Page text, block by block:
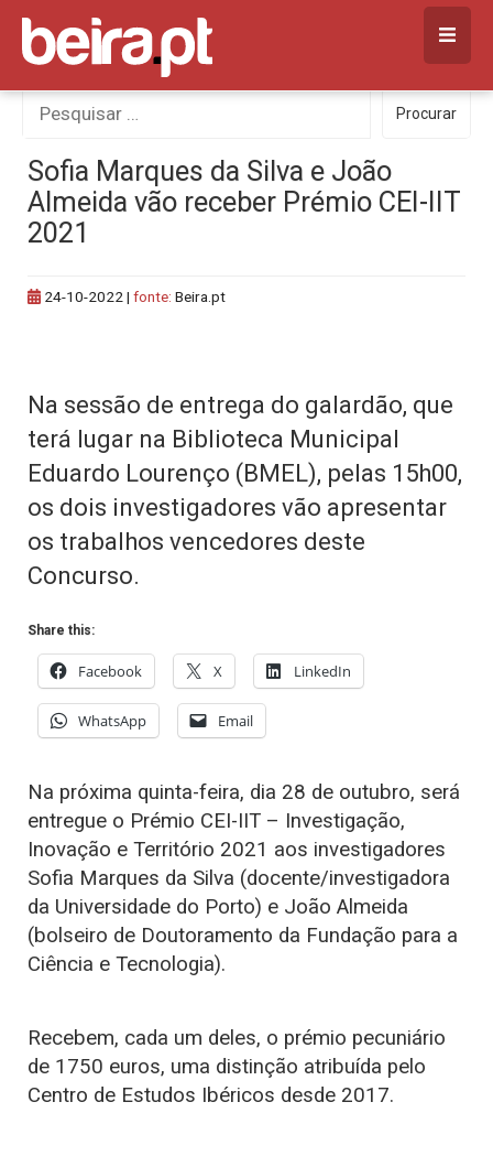
Skip
content
Procurar
por:
Procurar
Sofia Marques da Silva e João
Almeida vão receber Prémio CEI-IIT
2021
24-10-2022 | fonte: Beira.pt
Na sessão de entrega do galardão, que
terá lugar na Biblioteca Municipal
Eduardo Lourenço (BMEL), pelas 15h00,
os dois investigadores vão apresentar
os trabalhos vencedores deste
Concurso.
Share this:
Facebook X LinkedIn
WhatsApp Email
Na próxima quinta-feira, dia 28 de outubro, será
entregue o Prémio CEI-IIT – Investigação,
Inovação e Território 2021 aos investigadores
Sofia Marques da Silva (docente/investigadora
da Universidade do Porto) e João Almeida
(bolseiro de Doutoramento da Fundação para a
Ciência e Tecnologia).
Recebem, cada um deles, o prémio pecuniário
de 1750 euros, uma distinção atribuída pelo
Centro de Estudos Ibéricos desde 2017.